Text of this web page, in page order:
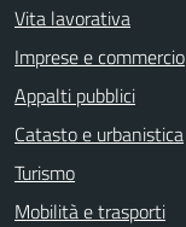
Vita lavorativa
Imprese e commercio
Appalti pubblici
Catasto e urbanistica
Turismo
Mobilità e trasporti